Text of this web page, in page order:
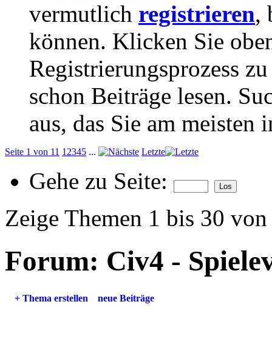
vermutlich registrieren,
können. Klicken Sie
Registrierungsprozess
schon Beiträge lesen.
aus, das Sie am meisten
Seite 1 von 11 1 2345 ... Letzte
Gehe zu Seite:
Zeige Themen 1 bis 30
Forum: Civ4 -
+ Thema erstellen neue Beiträge